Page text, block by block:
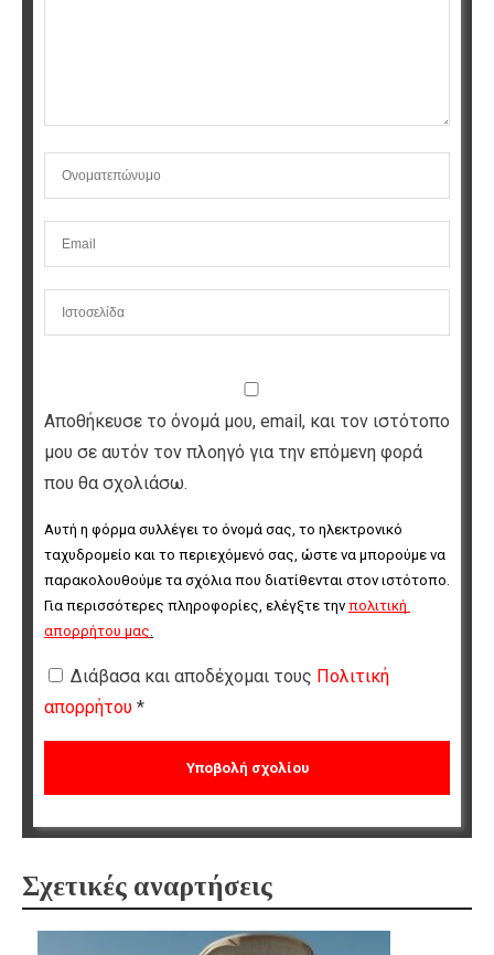
Αποθήκευσε το όνομά μου, email, και τον ιστότοπο
μου σε αυτόν τον πλοηγό για την επόμενη φορά
που θα σχολιάσω.
Αυτή η φόρμα συλλέγει το όνομά σας, το ηλεκτρονικό
ταχυδρομείο και το περιεχόμενό σας, ώστε να μπορούμε να
παρακολουθούμε τα σχόλια που διατίθενται στον ιστότοπο.
Για περισσότερες πληροφορίες, ελέγξτε την πολιτική
απορρήτου μας
Διάβασα και αποδέχομαι τους Πολιτική
απορρήτου *
Σχετικές αναρτήσεις